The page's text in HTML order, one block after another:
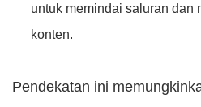
untuk memindai saluran dan
konten.
Pendekatan ini